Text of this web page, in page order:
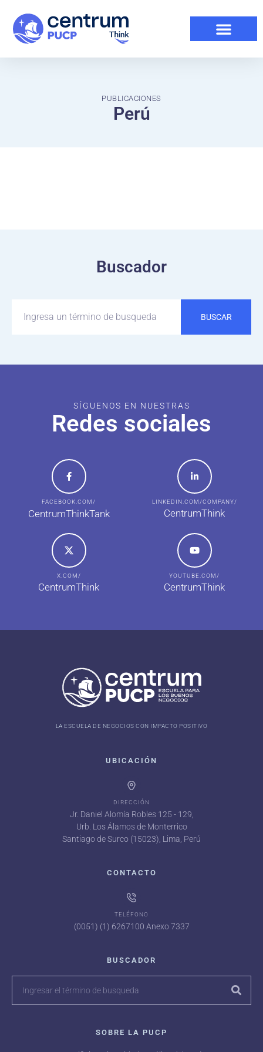
PUBLICACIONES
Perú
Buscador
BUSCAR
SÍGUENOS EN NUESTRAS
Redes sociales
FACEBOOK.COM/
CentrumThinkTank
LINKEDIN.COM/COMPANY/
CentrumThink
X.COM/
CentrumThink
YOUTUBE.COM/
CentrumThink
LA ESCUELA DE NEGOCIOS CON IMPACTO POSITIVO
UBICACIÓN
DIRECCIÓN
Jr. Daniel Alomía Robles 125 - 129,
Urb. Los Álamos de Monterrico
Santiago de Surco (15023), Lima, Perú
CONTACTO
TELÉFONO
(0051) (1) 6267100 Anexo 7337
BUSCADOR
SOBRE LA PUCP